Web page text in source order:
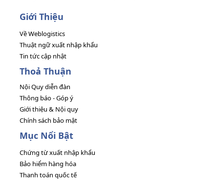
Giới Thiệu
Về Weblogistics
Thuật ngữ xuất nhập khẩu
Tin tức cập nhật
Thoả Thuận
Nội Quy diễn đàn
Thông báo - Góp ý
Giới thiệu & Nội quy
Chính sách bảo mật
Mục Nổi Bật
Chứng từ xuất nhập khẩu
Bảo hiểm hàng hóa
Thanh toán quốc tế